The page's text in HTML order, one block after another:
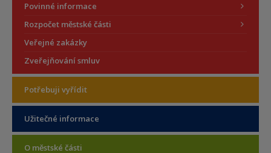
Povinné informace
Rozpočet městské části
Veřejné zakázky
Zveřejňování smluv
Potřebuji vyřídit
Užitečné informace
O městské části